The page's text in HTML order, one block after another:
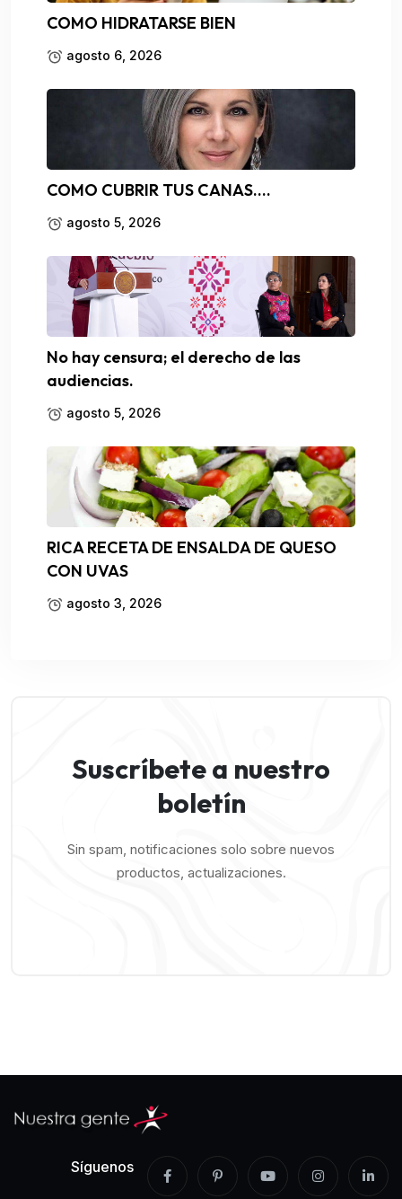
COMO HIDRATARSE BIEN
agosto 6, 2026
COMO CUBRIR TUS CANAS….
agosto 5, 2026
No hay censura; el derecho de las
audiencias.
agosto 5, 2026
RICA RECETA DE ENSALDA DE QUESO
CON UVAS
agosto 3, 2026
Suscríbete a nuestro
boletín
Sin spam, notificaciones solo sobre nuevos
productos, actualizaciones.
Síguenos